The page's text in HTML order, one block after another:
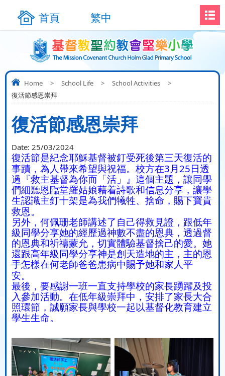
首頁 繁中
Home > School Life > School Activities
>
復活節感恩崇拜
復活節感恩崇拜
Date: 25/03/2024
復活節是紀念耶穌基督被釘受死後第三天復活的
事蹟，為人帶來希望與祝福。校方在3 月 25 日透
過『救主基督為你而「活」』這個主題，讓同學
們細聽恩臨堂羅姑娘藉着詩歌和信息分享，讓學
生認識主釘十架是為我們犧牲、捨命，賜下寶貴
救恩。
另外，何佩珊老師講述了自己得救見證，跟低年
級同學分享她的經歷過神數不盡的恩典，透過督
的恩典和祈禱蒙允，切實體驗基督捨己的愛。她
還跟高年級同學分享神是創天造地的主，主的恩
手怎樣在何老師爸爸患病中賜予她和家人平
安。
最後，要感謝一班一直支持學校的家長踴躍及投
入參加活動。在低年級崇拜中，安排了家長大合
照環節，誠願家長與學校一起以基督化教育建立
學生生命。